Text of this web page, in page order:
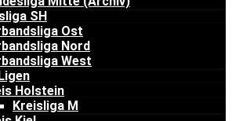
SH
Ost
Nord
West
Holstein
Kreisliga M